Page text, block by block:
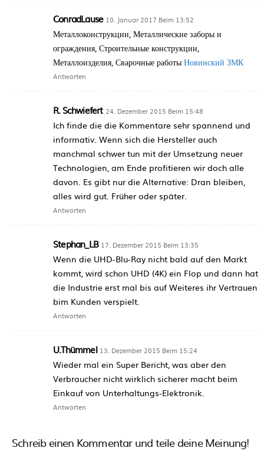
ConradLause 10. Januar 2017 Beim 13:52
Металлоконструкции, Металлические заборы и
ограждения, Строительные конструкции,
Металлоизделия, Сварочные работы Новинский ЗМК
Antworten
R. Schwiefert 24. Dezember 2015 Beim 15:48
Ich finde die die Kommentare sehr spannend und
informativ. Wenn sich die Hersteller auch
manchmal schwer tun mit der Umsetzung neuer
Technologien, am Ende profitieren wir doch alle
davon. Es gibt nur die Alternative: Dran bleiben,
alles wird gut. Früher oder später.
Antworten
Stephan_LB 17. Dezember 2015 Beim 13:35
Wenn die UHD-Blu-Ray nicht bald auf den Markt
kommt, wird schon UHD (4K) ein Flop und dann hat
die Industrie erst mal bis auf Weiteres ihr Vertrauen
bim Kunden verspielt.
Antworten
U.Thümmel 13. Dezember 2015 Beim 15:24
Wieder mal ein Super Bericht, was aber den
Verbraucher nicht wirklich sicherer macht beim
Einkauf von Unterhaltungs-Elektronik.
Antworten
Schreib einen Kommentar und teile deine Meinung!